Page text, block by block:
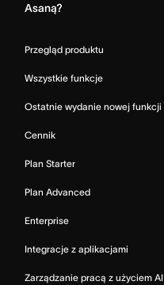
Asaną?
Przegląd produktu
Wszystkie funkcje
Ostatnie wydanie nowej funkcji
Cennik
Plan Starter
Plan Advanced
Enterprise
Integracje z aplikacjami
Zarządzanie pracą z użyciem AI